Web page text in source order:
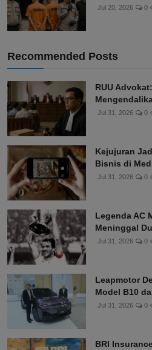
Jul 20, 2026 0
Recommended Posts
RUU
Jul 31, 2026 0
Kejujuran
Bisnis di
Jul 31, 2026 0
Legenda AC
Meninggal
Jul 31, 2026 0
Leapmotor
Model B10
Jul 31, 2026 0
BRI